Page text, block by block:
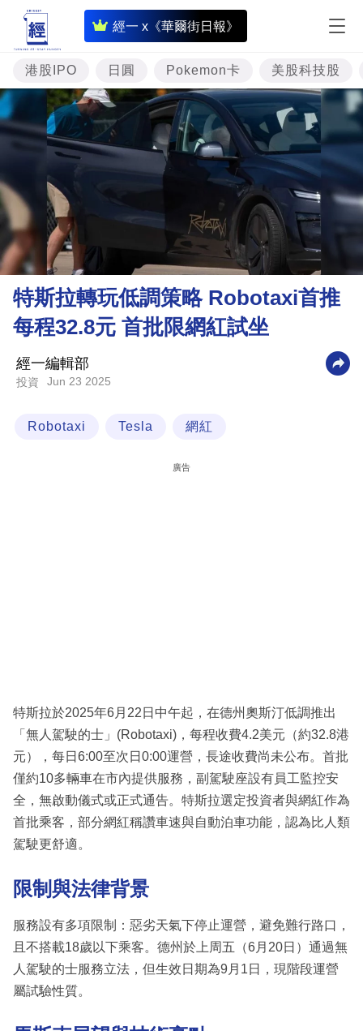
經一 x《華爾街日報》
即
時
財
經
專
題
投
市
理
財
商
科
區
港股IPO 日圓 Pokemon卡 美股科技股
特斯拉轉玩低調策略 Robotaxi首推
每程32.8元 首批限網紅試坐
經一編輯部
投資 Jun 23 2025
Robotaxi Tesla 網紅
廣告
特斯拉於2025年6月22日中午起，在德州奧斯汀低調推出
「無人駕駛的士」(Robotaxi)，每程收費4.2美元（約32.8港
元），每日6:00至次日0:00運營，長途收費尚未公布。首批
僅約10多輛車在市內提供服務，副駕駛座設有員工監控安
全，無啟動儀式或正式通告。特斯拉選定投資者與網紅作為
首批乘客，部分網紅稱讚車速與自動泊車功能，認為比人類
駕駛更舒適。
限制與法律背景
服務設有多項限制：惡劣天氣下停止運營，避免難行路口，
且不搭載18歲以下乘客。德州於上周五（6月20日）通過無
人駕駛的士服務立法，但生效日期為9月1日，現階段運營
屬試驗性質。